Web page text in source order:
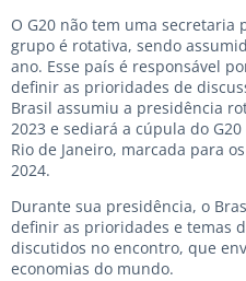
O G20 não tem uma
grupo é rotativa, sendo
ano. Esse país é responsável
definir as prioridades de
Brasil assumiu a presidência
2023 e sediará a cúpula do
Rio de Janeiro, marcada para
2024.
Durante sua presidência, o
definir as prioridades e temas
discutidos no encontro, que
economias do mundo.